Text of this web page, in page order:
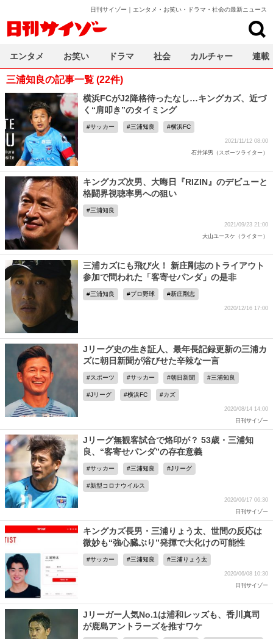
日刊サイゾー｜エンタメ・お笑い・ドラマ・社会の最新ニュース
三浦知良の記事一覧 (22件)
横浜FCがJ2降格待ったなし…キングカズ、近づ
く“肩叩き”のタイミング
サッカー 三浦知良 横浜FC
2021/11/12 08:00
石井洋男（スポーツライター）
キングカズ次男、大晦日『RIZIN』のデビューと
格闘界視聴率男への狙い
三浦知良
2021/09/23 21:00
大山ユースケ（ライター）
三浦カズにも飛び火！ 新庄剛志のトライアウト
参加で問われた「客寄せパンダ」の是非
三浦知良 プロ野球 新庄剛志
2020/12/16 17:00
Jリーグ史の生き証人、最年長記録更新の三浦カ
ズに朝日新聞が浴びせた辛辣な一言
スポーツ サッカー 朝日新聞 三浦知良
Jリーグ 横浜FC カズ
2020/08/14 14:00
日刊サイゾー
Jリーグ無観客試合で烙印が？ 53歳・三浦知
良、“客寄せパンダ”の存在意義
サッカー 三浦知良 Jリーグ
新型コロナウイルス
2020/06/17 06:30
日刊サイゾー
キングカズ長男・三浦りょう太、世間の反応は
微妙も“強心臓ぶり”発揮で大化けの可能性
サッカー 三浦知良 三浦りょう太
2020/06/08 10:30
日刊サイゾー
Jリーガー人気No.1は浦和レッズも、香川真司
が鹿島アントラーズを推すワケ
エンタメ お笑い ドラマ 社会 カルチャー 連載